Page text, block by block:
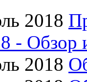
(17)
2018
- Обзор
2018